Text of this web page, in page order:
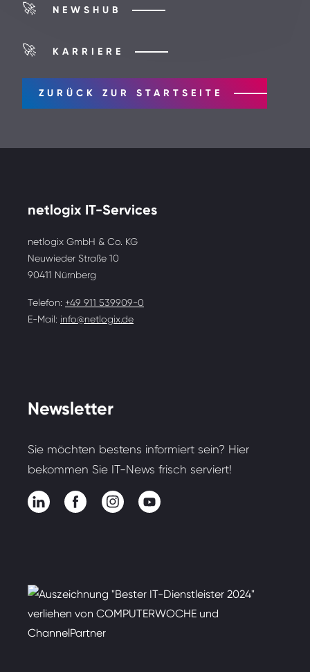
🚀 NEWSHUB
🚀 KARRIERE
ZURÜCK ZUR STARTSEITE
netlogix IT-Services
netlogix GmbH & Co. KG
Neuwieder Straße 10
90411 Nürnberg
Telefon: +49 911 539909-0
E-Mail: info@netlogix.de
Newsletter
Sie möchten bestens informiert sein? Hier
bekommen Sie IT-News frisch serviert!